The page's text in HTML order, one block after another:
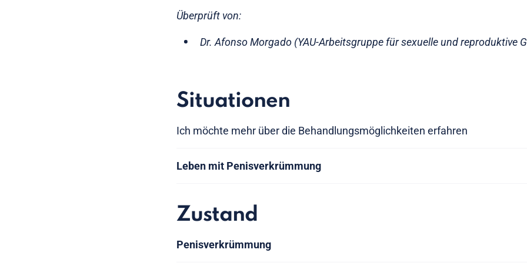
Überprüft von:
Dr. Afonso Morgado (YAU-Arbeitsgruppe für sexuelle und reproduktive
Situationen
Ich möchte mehr über die Behandlungsmöglichkeiten erfahren
Leben mit Penisverkrümmung
Zustand
Penisverkrümmung